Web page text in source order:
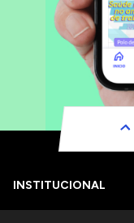
INSTITUCIONAL